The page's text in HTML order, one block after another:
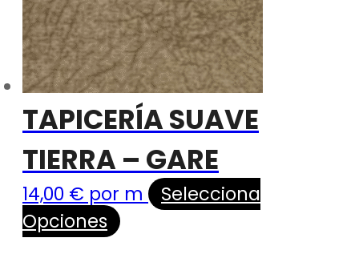
TAPICERÍA SUAVE
TIERRA – GARE
14,00 € por m
Selecciona
Opciones